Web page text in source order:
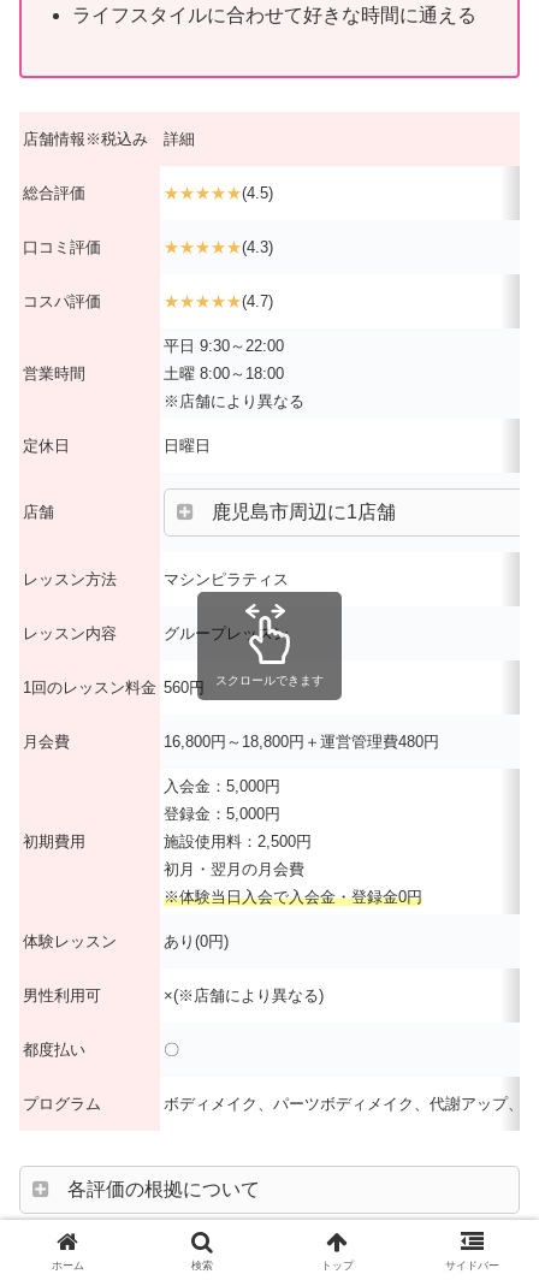
ライフスタイルに合わせて好きな時間に通える
店舗情報※税込み 詳細
総合評価 ★★★★★(4.5)
口コミ評価 ★★★★★(4.3)
コスパ評価 ★★★★★(4.7)
営業時間
平日 9:30～22:00
土曜 8:00～18:00
※店舗により異なる
定休日 日曜日
店舗 鹿児島市周辺に1店舗
レッスン方法 マシンピラティス
レッスン内容 グループレッスン
1回のレッスン料金 560円
月会費 16,800円～18,800円＋運営管理費480円
初期費用
入会金：5,000円
登録金：5,000円
施設使用料：2,500円
初月・翌月の月会費
※体験当日入会で入会金・登録金0円
体験レッスン あり(0円)
男性利用可 ×(※店舗により異なる)
都度払い 〇
プログラム ボディメイク、パーツボディメイク、代謝アップ、
スクロールできます
各評価の根拠について
「Rintosull(リントスル)」は、ホットヨガスタジオ
ホーム 検索 トップ サイドバー